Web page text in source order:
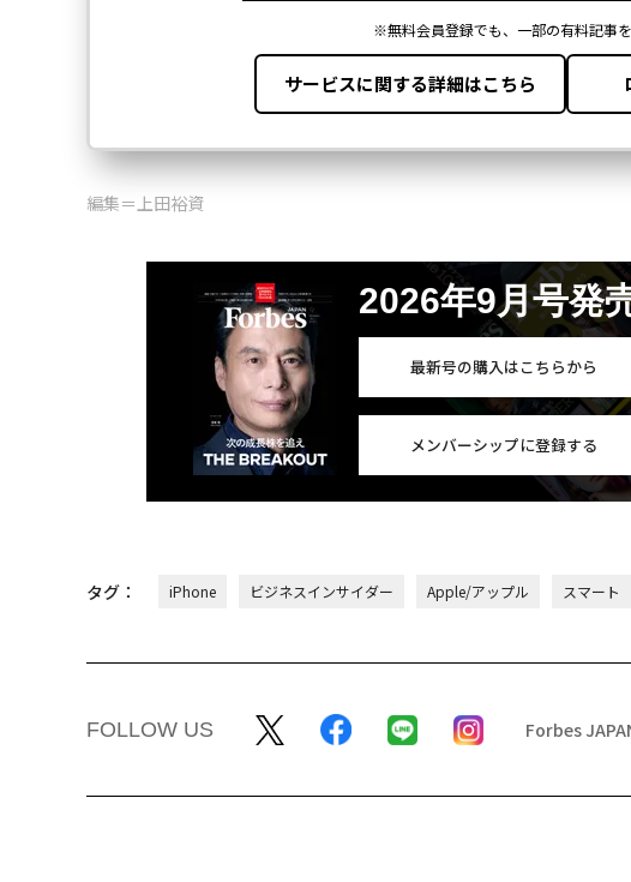
編集＝上田裕資
2026年9月号発
最新号の購入はこちらから
メンバーシップに登録する
タグ： iPhone ビジネスインサイダー Apple/アップル スマート
FOLLOW US Forbes